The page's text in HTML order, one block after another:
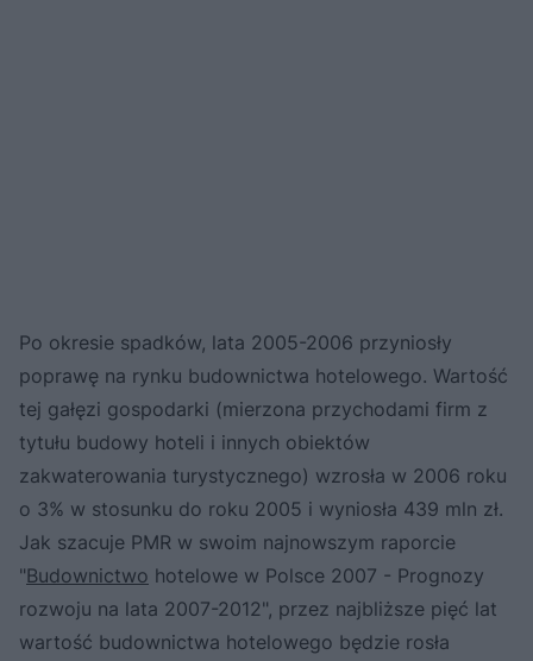
Po okresie spadków, lata 2005-2006 przyniosły
poprawę na rynku budownictwa hotelowego. Wartość
tej gałęzi gospodarki (mierzona przychodami firm z
tytułu budowy hoteli i innych obiektów
zakwaterowania turystycznego) wzrosła w 2006 roku
o 3% w stosunku do roku 2005 i wyniosła 439 mln zł.
Jak szacuje PMR w swoim najnowszym raporcie
"Budownictwo hotelowe w Polsce 2007 - Prognozy
rozwoju na lata 2007-2012", przez najbliższe pięć lat
wartość budownictwa hotelowego będzie rosła